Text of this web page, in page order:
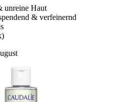
unreine Haut
& verfeinernd